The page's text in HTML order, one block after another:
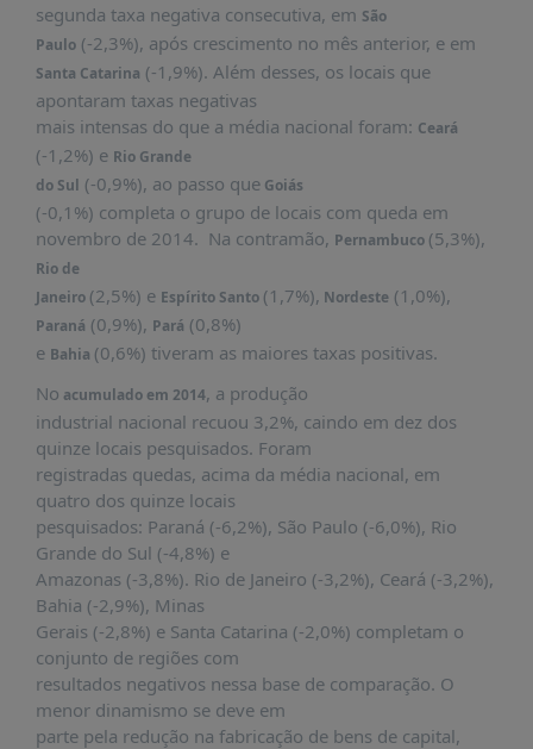
DADOS
FRENTE
PARLAMENTAR
SOBRE
A
FRENTE
MATERIAIS
INFORMAÇÕES
CURSOS
E
EVENTOS
INSCRIÇÕES
MATERIAIS
DISPONÍVEIS
PUBLICAÇÕES
REVISTA
RUMOS
LIVROS
ESTUDOS
NOTÍCIAS
segunda taxa negativa consecutiva, em São
Paulo(-2,3%), após crescimento no mês anterior, e em
Santa Catarina (-1,9%). Além desses, os locais que
apontaram taxas negativas
mais intensas do que a média nacional foram: Ceará
(-1,2%) e Rio Grande
do Sul (-0,9%), ao passo queGoiás
(-0,1%) completa o grupo de locais com queda em
novembro de 2014. Na contramão, Pernambuco (5,3%),
Rio de
Janeiro (2,5%) e Espírito Santo (1,7%), Nordeste(1,0%),
Paraná (0,9%), Pará (0,8%)
e Bahia (0,6%) tiveram as maiores taxas positivas.
No acumulado em 2014, a produção
industrial nacional recuou 3,2%, caindo em dez dos
quinze locais pesquisados. Foram
registradas quedas, acima da média nacional, em
quatro dos quinze locais
pesquisados: Paraná (-6,2%), São Paulo (-6,0%), Rio
Grande do Sul (-4,8%) e
Amazonas (-3,8%). Rio de Janeiro (-3,2%), Ceará (-3,2%),
Bahia (-2,9%), Minas
Gerais (-2,8%) e Santa Catarina (-2,0%) completam o
conjunto de regiões com
resultados negativos nessa base de comparação. O
menor dinamismo se deve em
parte pela redução na fabricação de bens de capital,